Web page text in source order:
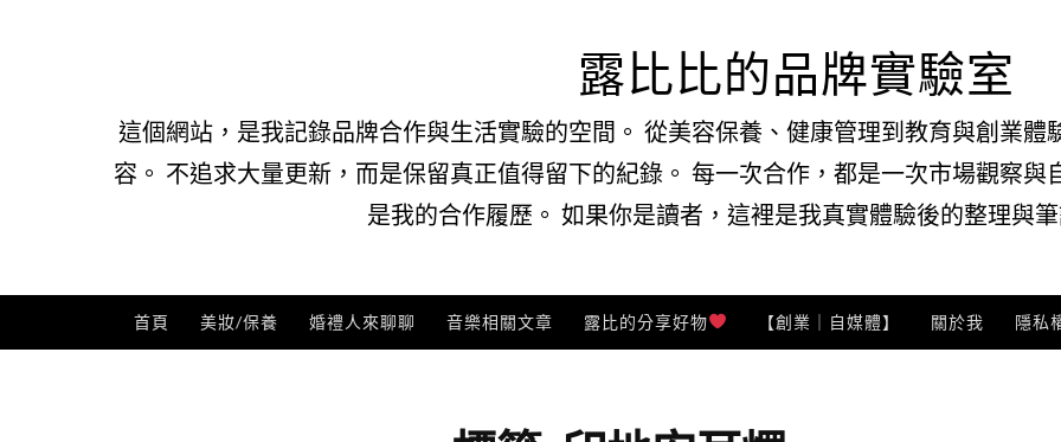
露比比的品牌實驗室
這個網站，是我記錄品牌合作與生活實驗的空間。 從美容保養、健康管理到教育與創業
容。 不追求大量更新，而是保留真正值得留下的紀錄。 每一次合作，都是一次市場觀察
是我的合作履歷。 如果你是讀者，這裡是我真實體驗後的整理與
首頁 美妝/保養 婚禮人來聊聊 音樂相關文章 露比的分享好物 【創業｜自媒體】 關於我 隱私